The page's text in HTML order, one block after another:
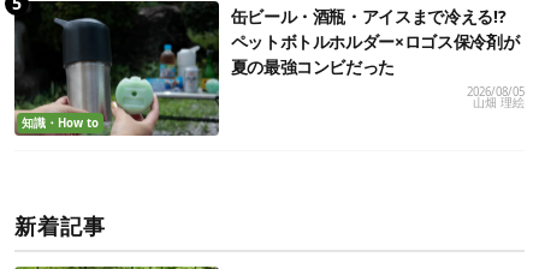
知識・How to
缶ビール・酒瓶・アイスまで冷える!?
ペットボトルホルダー×ロゴス保冷剤が
夏の最強コンビだった
2026/08/05
山畑 理絵
新着記事